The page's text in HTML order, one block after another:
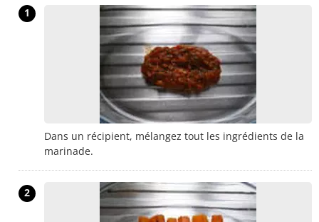
1
Dans un récipient, mélangez tout les ingrédients de la
marinade.
2